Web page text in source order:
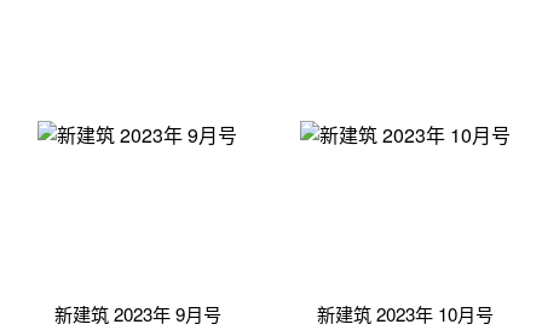
新建筑 2023年 9月号 新建筑 2023年 10月号